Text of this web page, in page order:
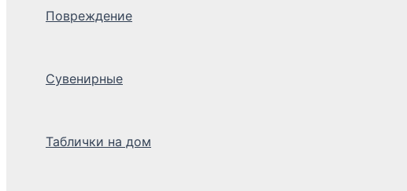
Повреждение
Сувенирные
Таблички на дом